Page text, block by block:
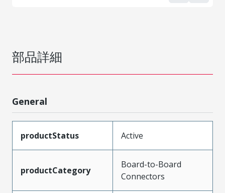
部品詳細
General
productStatus Active
productCategory
Board-to-Board
Connectors